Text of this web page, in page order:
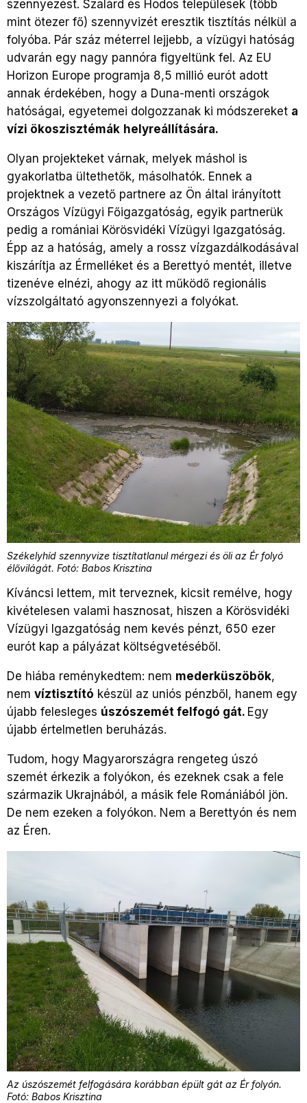
szennyezést. Szalárd és Hodos települések (több
mint ötezer fő) szennyvizét eresztik tisztítás nélkül a
folyóba. Pár száz méterrel lejjebb, a vízügyi hatóság
udvarán egy nagy pannóra figyeltünk fel. Az EU
Horizon Europe programja 8,5 millió eurót adott
annak érdekében, hogy a Duna-menti országok
hatóságai, egyetemei dolgozzanak ki módszereket a
vízi ökoszisztémák helyreállítására.
Olyan projekteket várnak, melyek máshol is
gyakorlatba ültethetők, másolhatók. Ennek a
projektnek a vezető partnere az Ön által irányított
Országos Vízügyi Főigazgatóság, egyik partnerük
pedig a romániai Körösvidéki Vízügyi Igazgatóság.
Épp az a hatóság, amely a rossz vízgazdálkodásával
kiszárítja az Érmelléket és a Berettyó mentét, illetve
tizenéve elnézi, ahogy az itt működő regionális
vízszolgáltató agyonszennyezi a folyókat.
Székelyhíd szennyvize tisztítatlanul mérgezi és öli az Ér folyó
élővilágát. Fotó: Babos Krisztina
Kíváncsi lettem, mit terveznek, kicsit remélve, hogy
kivételesen valami hasznosat, hiszen a Körösvidéki
Vízügyi Igazgatóság nem kevés pénzt, 650 ezer
eurót kap a pályázat költségvetéséből.
De hiába reménykedtem: nem mederküszöbök,
nem víztisztító készül az uniós pénzből, hanem egy
újabb felesleges úszószemét felfogó gát. Egy
újabb értelmetlen beruházás.
Tudom, hogy Magyarországra rengeteg úszó
szemét érkezik a folyókon, és ezeknek csak a fele
származik Ukrajnából, a másik fele Romániából jön.
De nem ezeken a folyókon. Nem a Berettyón és nem
az Éren.
Az úszószemét felfogására korábban épült gát az Ér folyón.
Fotó: Babos Krisztina